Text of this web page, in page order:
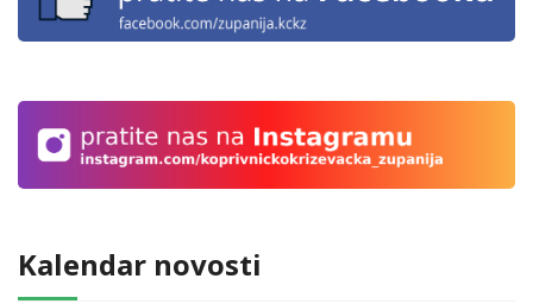
Kalendar novosti